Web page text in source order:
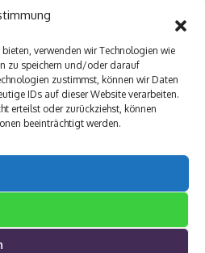
verwenden wir Technologien wie
zu speichern und/oder darauf
zustimmst, können wir Daten
IDs auf dieser Website verarbeiten.
erteilst oder zurückziehst, können
beeinträchtigt werden.